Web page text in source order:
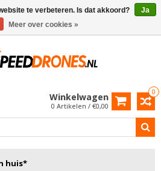
0
Winkelwagen
0 Artikelen / €0,00
huis*
te verbeteren. Is dat akkoord?
Ja
Meer over cookies »